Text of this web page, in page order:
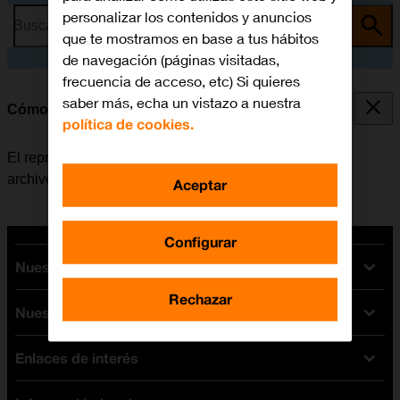
Busca por problema o tema
Cómo utilizar el reproductor de música
El reproductor de música se utiliza para escuchar los
archivos de música que han sido transferidos al móvil.
Nuestras tarifas
Tarifas Orange
Tarifas fibra y móvil
Tarifas móviles
Tarifas internet y fibra
Nuestros dispositivos
Ofertas en móviles
iPhone
Enlaces de interés
personalizar los contenidos y anuncios
que te mostramos en base a tus hábitos
de navegación (páginas visitadas,
frecuencia de acceso, etc) Si quieres
saber más, echa un vistazo a nuestra
política de cookies.
Configurar
Rechazar
Aceptar